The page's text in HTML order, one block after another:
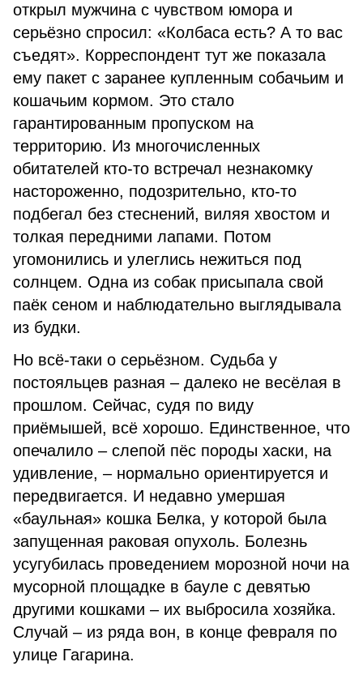
открыл мужчина с чувством юмора и
серьёзно спросил: «Колбаса есть? А то вас
съедят». Корреспондент тут же показала
ему пакет с заранее купленным собачьим и
кошачьим кормом. Это стало
гарантированным пропуском на
территорию. Из многочисленных
обитателей кто-то встречал незнакомку
настороженно, подозрительно, кто-то
подбегал без стеснений, виляя хвостом и
толкая передними лапами. Потом
угомонились и улеглись нежиться под
солнцем. Одна из собак присыпала свой
паёк сеном и наблюдательно выглядывала
из будки.
Но всё-таки о серьёзном. Судьба у
постояльцев разная – далеко не весёлая в
прошлом. Сейчас, судя по виду
приёмышей, всё хорошо. Единственное, что
опечалило – слепой пёс породы хаски, на
удивление, – нормально ориентируется и
передвигается. И недавно умершая
«баульная» кошка Белка, у которой была
запущенная раковая опухоль. Болезнь
усугубилась проведением морозной ночи на
мусорной площадке в бауле с девятью
другими кошками – их выбросила хозяйка.
Случай – из ряда вон, в конце февраля по
улице Гагарина.